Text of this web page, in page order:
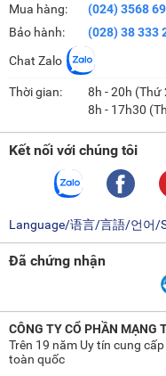
Mua hàng:
Bảo hành:
(024) 3568
(028) 38 333
Chat Zalo
Thời gian:
8h - 20h (Thứ
8h - 17h30
Kết nối với chúng tôi
Language/语言/言語/언어/
Đã chứng nhận
CÔNG TY CỔ PHẦN MẠNG
Trên 19 năm Uy tín cung
toàn quốc